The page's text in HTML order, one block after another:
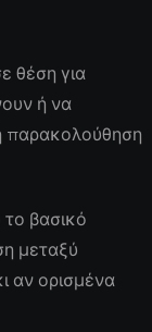
θέση για
ή να
παρακολούθηση
βασικό
μεταξύ
αν ορισμένα